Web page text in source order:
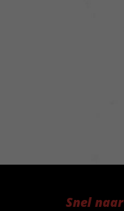
Snel naar